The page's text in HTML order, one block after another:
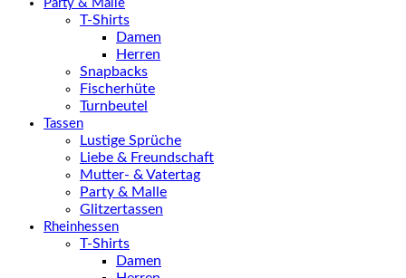
Party & Malle
T-Shirts
Damen
Herren
Snapbacks
Fischerhüte
Turnbeutel
Tassen
Lustige Sprüche
Liebe & Freundschaft
Mutter- & Vatertag
Party & Malle
Glitzertassen
Rheinhessen
T-Shirts
Damen